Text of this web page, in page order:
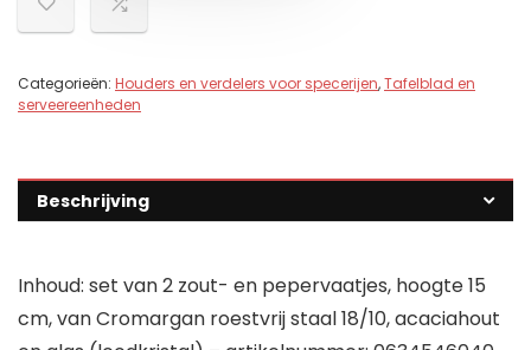
Categorieën: Houders en verdelers voor specerijen,Tafelblad en
serveereenheden
Beschrijving
Inhoud: set van 2 zout- en pepervaatjes, hoogte 15
cm, van Cromargan roestvrij staal 18/10, acaciahout